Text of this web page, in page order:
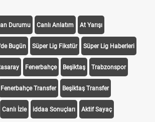
Durumu Canlı Anlatım At Yarışı
Bugün Süper Lig Fikstür Süper Lig Haberleri
Fenerbahçe Beşiktaş Trabzonspor
Fenerbahçe Transfer Beşiktaş Transfer
Canlı İzle iddaa Sonuçları Aktif Sayaç